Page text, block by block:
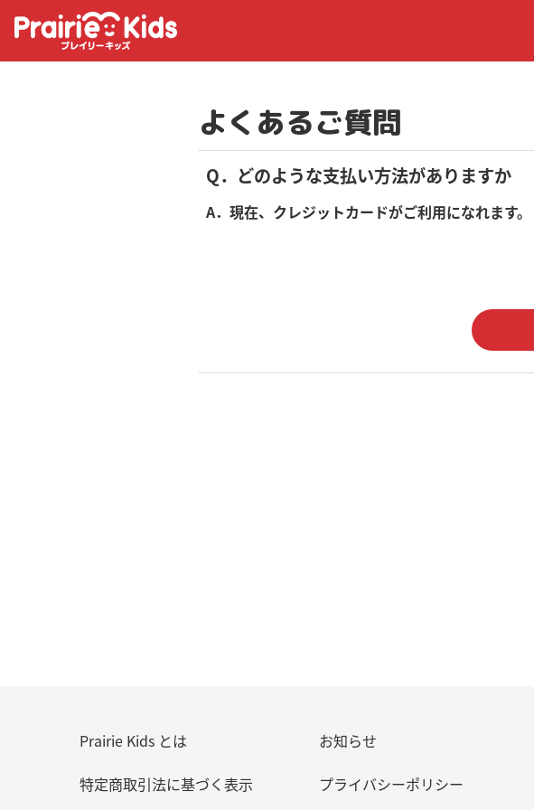
よくあるご質問
Q．どのような支払い方法がありますか
A．現在、クレジットカードがご利用になれます。
Prairie Kids とは お知らせ
特定商取引法に基づく表示
プライバシーポリシー